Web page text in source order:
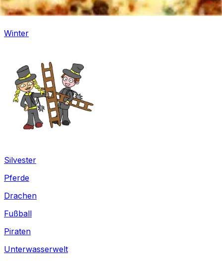
Winter
Silvester
Pferde
Drachen
Fußball
Piraten
Unterwasserwelt